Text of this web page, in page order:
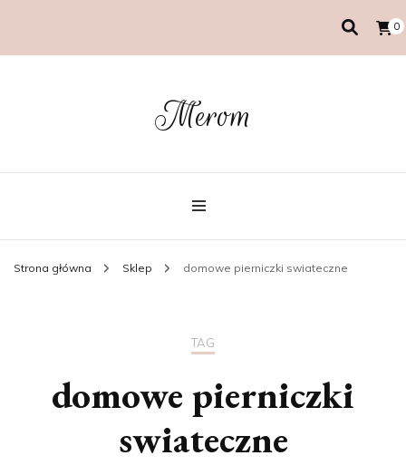
0
Merom
Strona główna Sklep domowe pierniczki swiateczne
TAG
domowe pierniczki
swiateczne